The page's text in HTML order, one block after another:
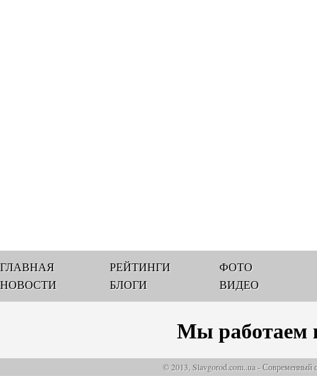
ГЛАВНАЯ
НОВОСТИ
РЕЙТИНГИ
БЛОГИ
ФОТО
ВИДЕО
Мы работаем
© 2013, Slavgorod.com..ua - Современный